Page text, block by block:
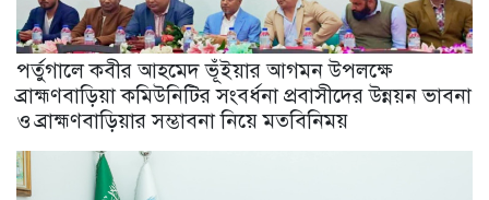
পর্তুগালে কবীর আহমেদ ভূঁইয়ার আগমন উপলক্ষে
ব্রাহ্মণবাড়িয়া কমিউনিটির সংবর্ধনা প্রবাসীদের উন্নয়ন ভাবনা
ও ব্রাহ্মণবাড়িয়ার সম্ভাবনা নিয়ে মতবিনিময়